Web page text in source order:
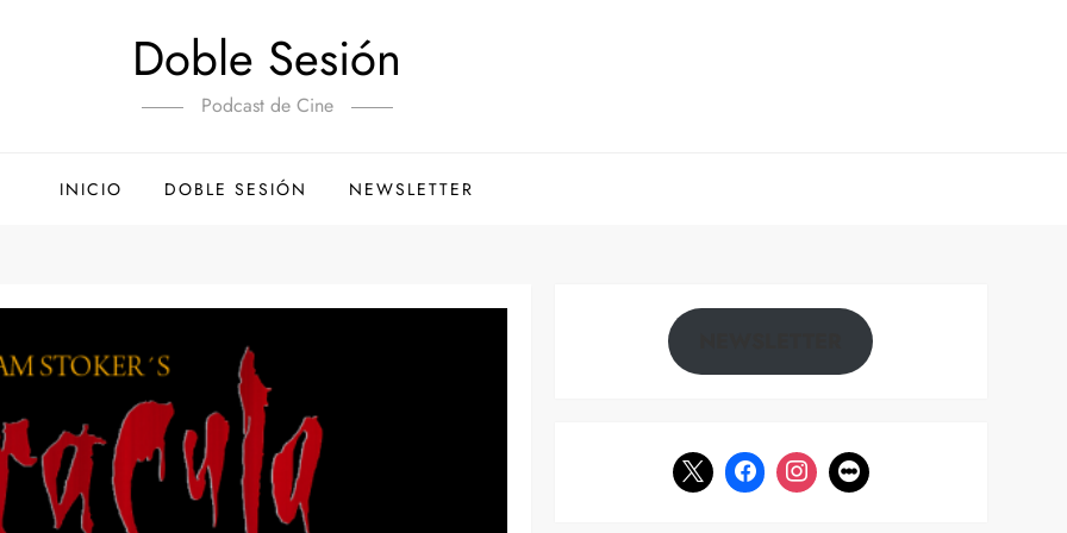
Doble Sesión
Podcast de Cine
INICIO DOBLE SESIÓN NEWSLETTER